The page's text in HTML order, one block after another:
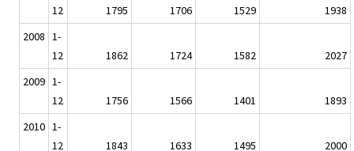
12
1795 1706 1529
1938
2008 1-
12
1862 1724 1582
2027
2009 1-
12
1756 1566 1401
1893
2010 1-
12
1843 1633 1495
2000